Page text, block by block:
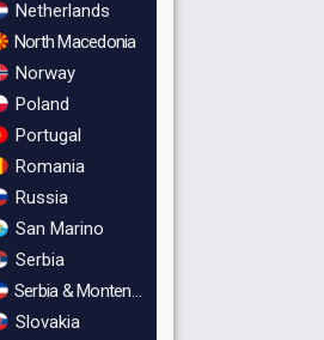
Netherlands
North Macedonia
Norway
Poland
Portugal
Romania
Russia
San Marino
Serbia
Serbia & Montenegro
Slovakia